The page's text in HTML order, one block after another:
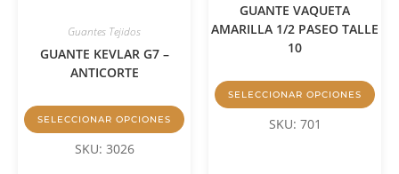
Guantes Tejidos
GUANTE KEVLAR G7 –
ANTICORTE
SELECCIONAR OPCIONES
SKU: 3026
GUANTE VAQUETA
AMARILLA 1/2 PASEO TALLE
10
SELECCIONAR OPCIONES
SKU: 701